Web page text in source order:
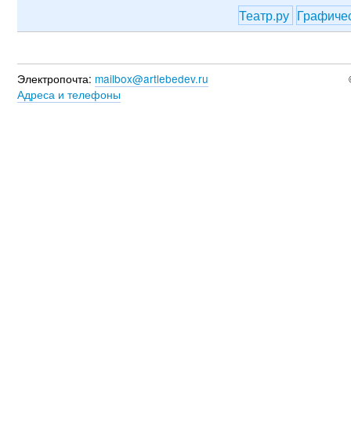
Театр.ру
Электропочта: mailbox@artlebedev.ru
Адреса и телефоны